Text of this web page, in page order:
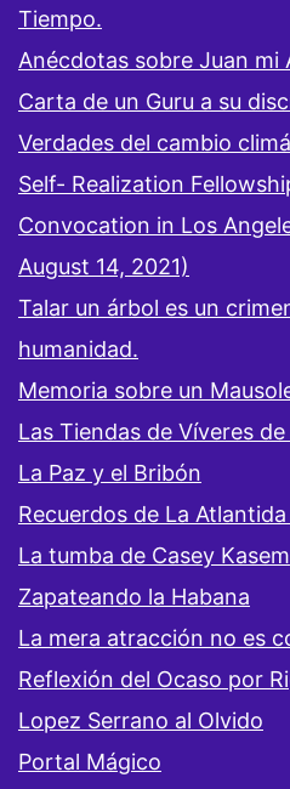
Tiempo.
Anécdotas sobre Juan mi
Carta de un Guru a su
Verdades del cambio
Self- Realization
Convocation in Los
August 14, 2021)
Talar un árbol es un
humanidad.
Memoria sobre un
Las Tiendas de Víveres
La Paz y el Bribón
Recuerdos de La
La tumba de Casey Kasem
Zapateando la Habana
La mera atracción no es
Reflexión del Ocaso por
Lopez Serrano al Olvido
Portal Mágico